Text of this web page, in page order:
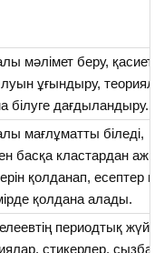
мәлімет беру,
ұғындыру, теориялық
білуге дағдыландыру.
мағлұматты біледі,
басқа кластардан
қолданап, есептер
қолдана алады.
периодтық
стикерлер,